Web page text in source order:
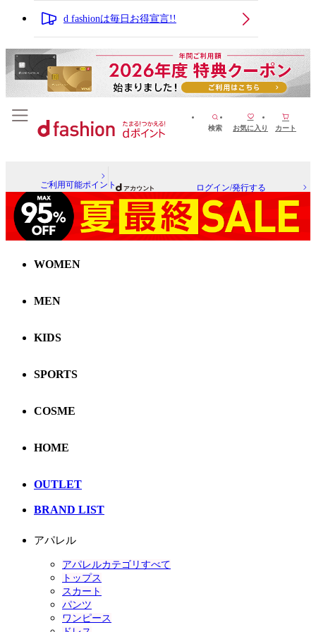
d fashionは毎日お得宣言!!
検索 お気に入り カート
ご利用可能ポイント ログイン/発行する
WOMEN
MEN
KIDS
SPORTS
COSME
HOME
OUTLET
BRAND LIST
アパレル
アパレルカテゴリすべて
トップス
スカート
パンツ
ワンピース